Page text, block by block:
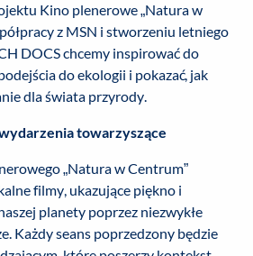
Kino plenerowe „Natura w
z MSN i stworzeniu letniego
DOCS chcemy inspirować do
do ekologii i pokazać, jak
dla świata przyrody.
towarzyszące
„Natura w Centrum”
filmy, ukazujące piękno i
planety poprzez niezwykłe
Każdy seans poprzedzony będzie